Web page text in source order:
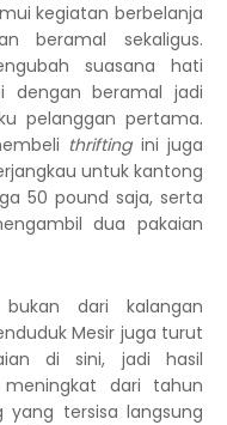
kegiatan berbelanja
beramal sekaligus.
suasana hati
dengan beramal jadi
pelanggan pertama.
thrifting ini juga
untuk kantong
50 pound saja, serta
dua pakaian
dari kalangan
Mesir juga turut
di sini, jadi hasil
dari tahun
yang tersisa langsung